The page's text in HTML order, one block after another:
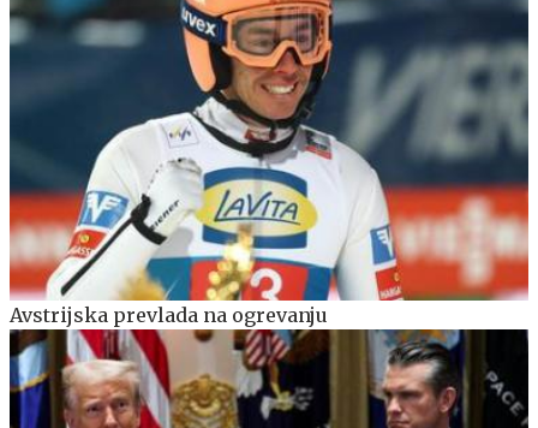
Avstrijska prevlada na ogrevanju